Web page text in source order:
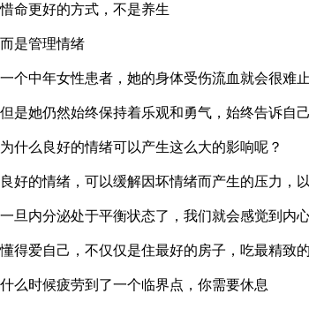
惜命更好的方式，不是养生
而是管理情绪
一个中年女性患者，她的身体受伤流血就会很难
但是她仍然始终保持着乐观和勇气，始终告诉自
为什么良好的情绪可以产生这么大的影响呢？
良好的情绪，可以缓解因坏情绪而产生的压力，
一旦内分泌处于平衡状态了，我们就会感觉到内
懂得爱自己，不仅仅是住最好的房子，吃最精致
什么时候疲劳到了一个临界点，你需要休息